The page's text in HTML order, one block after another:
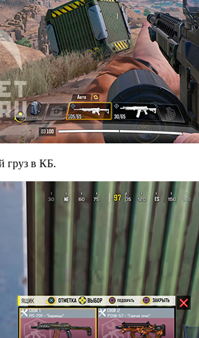
груз в КБ.